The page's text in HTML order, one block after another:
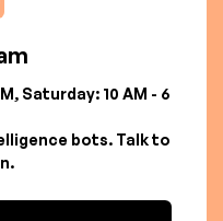
Saturday: 10 AM - 6
bots. Talk to